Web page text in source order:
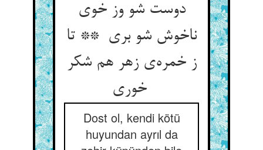
دوست شو وز خوی
ناخوش شو بری ** تا
ز خمره‌ی زهر هم شکر
خوری
Dost ol, kendi kötü
huyundan ayrıl da